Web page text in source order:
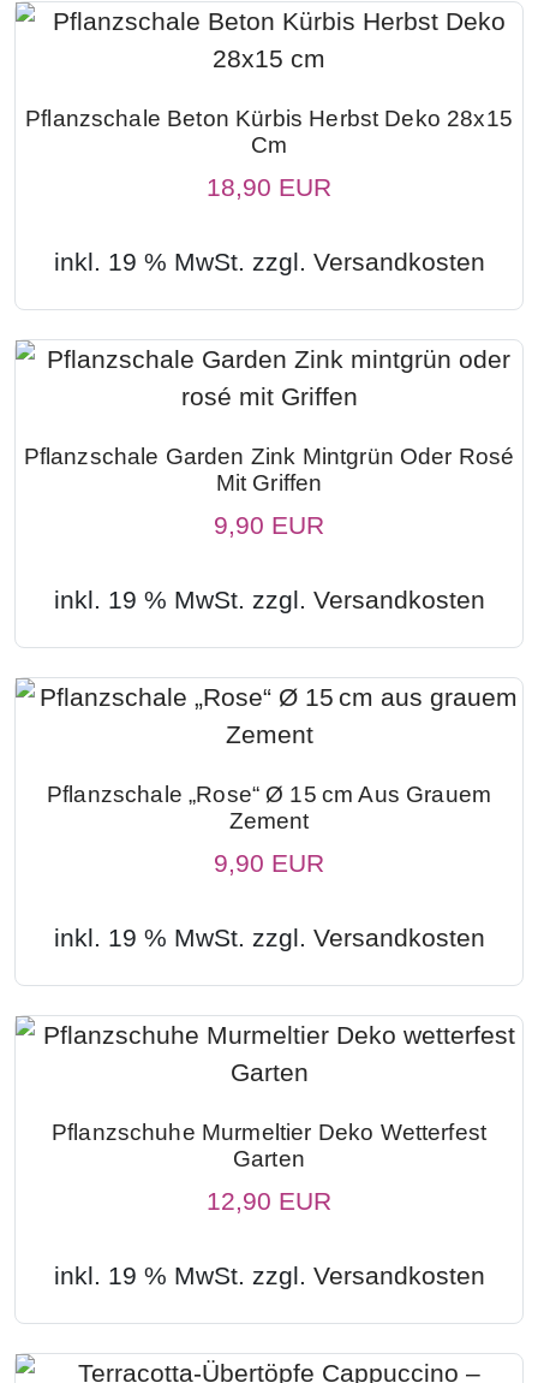
Pflanzschale Beton Kürbis Herbst Deko 28x15
Cm
18,90 EUR
inkl. 19 % MwSt. zzgl. Versandkosten
Pflanzschale Garden Zink Mintgrün Oder Rosé
Mit Griffen
9,90 EUR
inkl. 19 % MwSt. zzgl. Versandkosten
Pflanzschale „Rose“ Ø 15 Cm Aus Grauem
Zement
9,90 EUR
inkl. 19 % MwSt. zzgl. Versandkosten
Pflanzschuhe Murmeltier Deko Wetterfest
Garten
12,90 EUR
inkl. 19 % MwSt. zzgl. Versandkosten